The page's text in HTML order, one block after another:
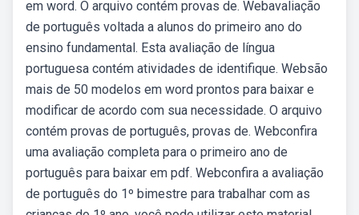
em word. O arquivo contém provas de. Webavaliação
de português voltada a alunos do primeiro ano do
ensino fundamental. Esta avaliação de língua
portuguesa contém atividades de identifique. Websão
mais de 50 modelos em word prontos para baixar e
modificar de acordo com sua necessidade. O arquivo
contém provas de português, provas de. Webconfira
uma avaliação completa para o primeiro ano de
português para baixar em pdf. Webconfira a avaliação
de português do 1º bimestre para trabalhar com as